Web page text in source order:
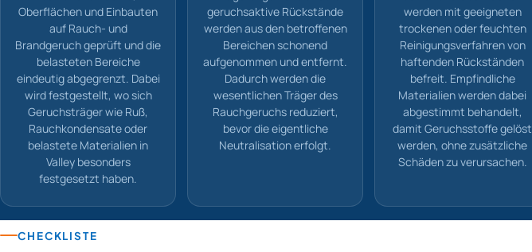
Oberflächen und Einbauten
auf Rauch- und
Brandgeruch geprüft und die
belasteten Bereiche
eindeutig abgegrenzt. Dabei
wird festgestellt, wo sich
Geruchsträger wie Ruß,
Rauchkondensate oder
belastete Materialien in
Valley besonders
festgesetzt haben.
geruchsaktive Rückstände
werden aus den betroffenen
Bereichen schonend
aufgenommen und entfernt.
Dadurch werden die
wesentlichen Träger des
Rauchgeruchs reduziert,
bevor die eigentliche
Neutralisation erfolgt.
werden mit geeigneten
trockenen oder feuchten
Reinigungsverfahren von
haftenden Rückständen
befreit. Empfindliche
Materialien werden dabei
abgestimmt behandelt,
damit Geruchsstoffe gelöst
werden, ohne zusätzliche
Schäden zu verursachen.
CHECKLISTE